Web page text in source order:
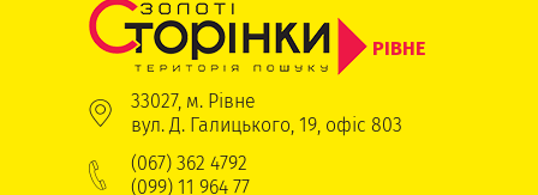
РІВНЕ
33027, м. Рівне
вул. Д. Галицького, 19, офіс 803
(067) 362 4792
(099) 11 964 77